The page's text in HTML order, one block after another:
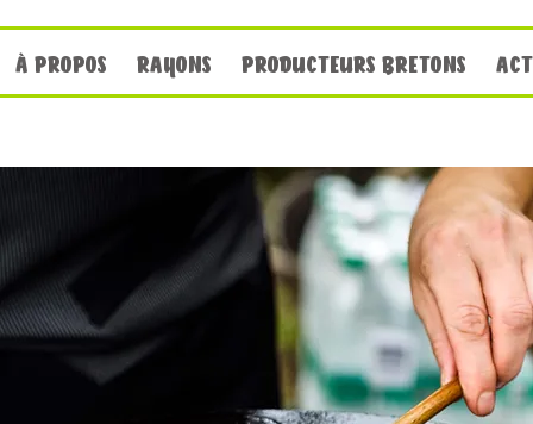
À PROPOS RAYONS PRODUCTEURS BRETONS